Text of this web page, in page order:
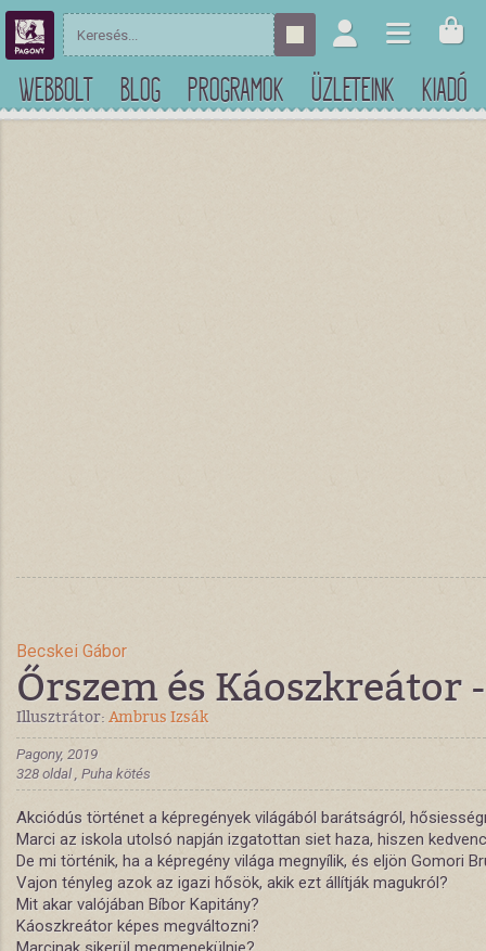
WEBBOLT BLOG PROGRAMOK ÜZLETEINK KIADÓ
Becskei Gábor
Őrszem és
Illusztrátor: Ambrus Izsák
Pagony, 2019
328 oldal , Puha kötés
Akciódús történet a képregények világából barátságról,
Marci az iskola utolsó napján izgatottan siet haza, hiszen
De mi történik, ha a képregény világa megnyílik, és eljön Gomori
Vajon tényleg azok az igazi hősök, akik ezt állítják magukról?
Mit akar valójában Bíbor Kapitány?
Káoszkreátor képes megváltozni?